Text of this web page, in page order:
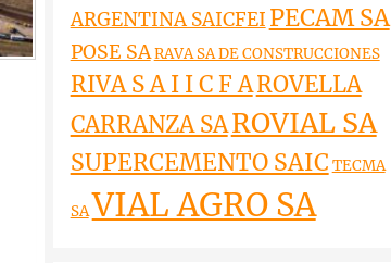
ARGENTINA SAICFEI PECAM SA
POSE SARAVA SA DE CONSTRUCCIONES
RIVA S A I I C F AROVELLA
CARRANZA SAROVIAL SA
SUPERCEMENTO SAIC TECMA
SAVIAL AGRO SA